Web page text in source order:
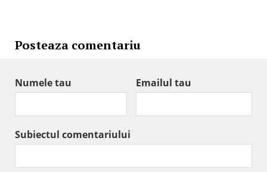
Posteaza comentariu
Numele tau Emailul tau
Subiectul comentariului